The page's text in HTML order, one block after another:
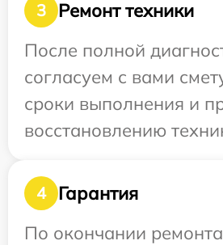
3
Ремонт техники
После полной
согласуем с вами
сроки выполнения и
восстановлению
4
Гарантия
По окончании